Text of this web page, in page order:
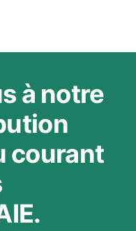
à notre
courant